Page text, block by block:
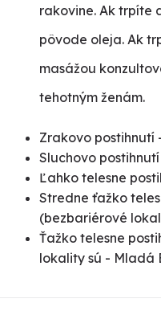
rakovine. Ak trpíte
pôvode oleja. Ak
masážou
tehotným ženám.
Zrakovo postihnutí
Sluchovo
Ľahko telesne
Stredne ťažko
(bezbariérové
Ťažko telesne
lokality sú - Mladá